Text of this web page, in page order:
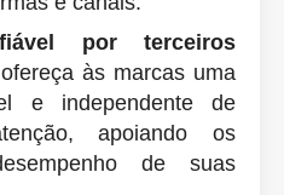
por terceiros
às marcas uma
e independente de
apoiando os
de suas